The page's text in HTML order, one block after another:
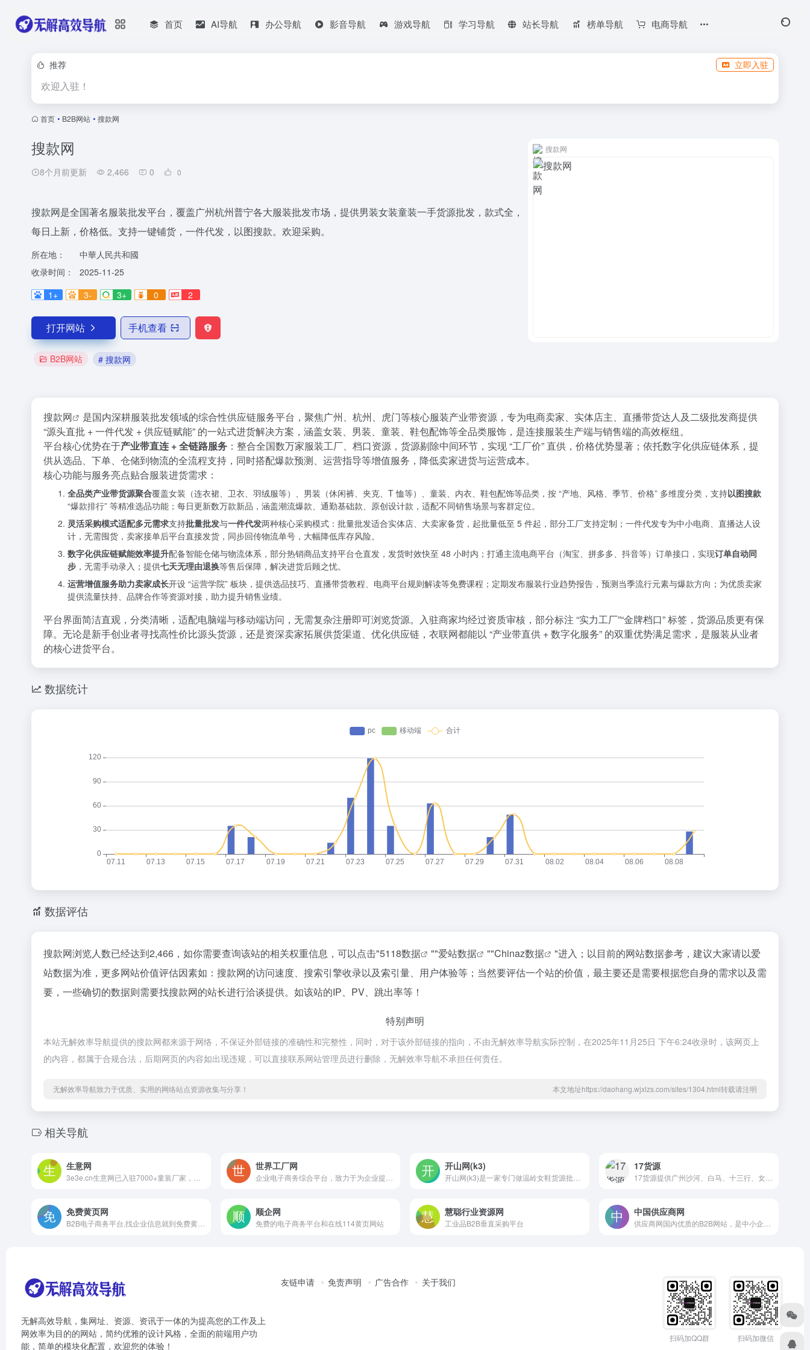
首页 AI导航 办公导航 影音导航 游戏导航 学习导航 站长导航 榜单导航 电商导航
推荐 立即入驻
欢迎入驻！
首页 • B2B网站 • 搜款网
搜款网
8个月前更新 2,466 0 0
搜款网是全国著名服装批发平台，覆盖广州杭州普宁各大服装批发市场，提供男装女装童装一手货源批发，款式全，
每日上新，价格低。支持一键铺货，一件代发，以图搜款。欢迎采购。
所在地：
中華人民共和國
收录时间：
2025-11-25
1+
3- 3+ 0 2
打开网站 手机查看
B2B网站 # 搜款网
搜款网
搜款网
是国内深耕服装批发领域的综合性供应链服务平台，聚焦广州、杭州、虎门等核心服装产业带资源，专为电商卖家、实体店主、直播带货达人及二级批发商提供
“源头直批 + 一件代发 + 供应链赋能” 的一站式进货解决方案，涵盖女装、男装、童装、鞋包配饰等全品类服饰，是连接服装生产端与销售端的高效枢纽。
平台核心优势在于产业带直连 + 全链路服务 ：整合全国数万家服装工厂、档口资源，货源剔除中间环节，实现 “工厂价” 直供，价格优势显著；依托数字化供应链体系，提
供从选品、下单、仓储到物流的全流程支持，同时搭配爆款预测、运营指导等增值服务，降低卖家进货与运营成本。
核心功能与服务亮点贴合服装进货需求：
全品类产业带货源聚合覆盖女装（连衣裙、卫衣、羽绒服等）、男装（休闲裤、夹克、T 恤等）、童装、内衣、鞋包配饰等品类，按 “产地、风格、季节、价格” 多维度分类，支持以图搜款
“爆款排行” 等精准选品功能；每日更新数万款新品，涵盖潮流爆款、通勤基础款、原创设计款，适配不同销售场景与客群定位。
灵活采购模式适配多元需求支持批量批发与一件代发两种核心采购模式：批量批发适合实体店、大卖家备货，起批量低至 5 件起，部分工厂支持定制；一件代发专为中小电商、直播达人设
计，无需囤货，卖家接单后平台直接发货，同步回传物流单号，大幅降低库存风险。
数字化供应链赋能效率提升配备智能仓储与物流体系，部分热销商品支持平台仓直发，发货时效快至 48 小时内；打通主流电商平台（淘宝、拼多多、抖音等）订单接口，实现订单自动同
步 ，无需手动录入；提供七天无理由退换等售后保障，解决进货后顾之忧。
运营增值服务助力卖家成长开设 “运营学院” 板块，提供选品技巧、直播带货教程、电商平台规则解读等免费课程；定期发布服装行业趋势报告，预测当季流行元素与爆款方向；为优质卖家
提供流量扶持、品牌合作等资源对接，助力提升销售业绩。
平台界面简洁直观，分类清晰，适配电脑端与移动端访问，无需复杂注册即可浏览货源。入驻商家均经过资质审核，部分标注 “实力工厂”“金牌档口” 标签，货源品质更有保
障。无论是新手创业者寻找高性价比源头货源，还是资深卖家拓展供货渠道、优化供应链，衣联网都能以 “产业带直供 + 数字化服务” 的双重优势满足需求，是服装从业者
的核心进货平台。
数据统计
数据评估
搜款网浏览人数已经达到2,466，如你需要查询该站的相关权重信息，可以点击"5118数据 ""爱站数据 ""Chinaz数据
"进入；以目前的网站数据参考，建议大家请以爱
站数据为准，更多网站价值评估因素如：搜款网的访问速度、搜索引擎收录以及索引量、用户体验等；当然要评估一个站的价值，最主要还是需要根据您自身的需求以及需
要，一些确切的数据则需要找搜款网的站长进行洽谈提供。如该站的IP、PV、跳出率等！
特别声明
本站无解效率导航提供的搜款网都来源于网络，不保证外部链接的准确性和完整性，同时，对于该外部链接的指向，不由无解效率导航实际控制，在2025年11月25日 下午6:24收录时，该网页上
的内容，都属于合规合法，后期网页的内容如出现违规，可以直接联系网站管理员进行删除，无解效率导航不承担任何责任。
无解效率导航致力于优质、实用的网络站点资源收集与分享！ 本文地址https://daohang.wjxlzs.com/sites/1304.html转载请注明
相关导航
生意网 世界工厂网 开山网(k3) 17货源
免费黄页网 顺企网
免费的电子商务平台和在线114黄页网站
慧聪行业资源网
工业品B2B垂直采购平台
中国供应商网
无解高效导航，集网址、资源、资讯于一体的为提高您的工作及上
网效率为目的的网站，简约优雅的设计风格，全面的前端用户功
能，简单的模块化配置，欢迎您的体验！
友链申请 免责声明 广告合作 关于我们
扫码加QQ群 扫码加微信